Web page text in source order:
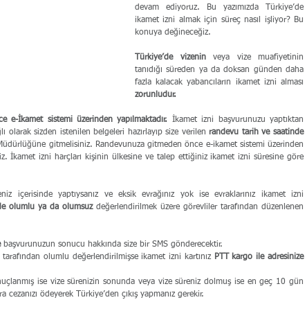
devam ediyoruz. Bu yazımızda Türkiye’de
ikamet izni almak için süreç nasıl işliyor? Bu
konuya değineceğiz.
Türkiye’de vizenin veya vize muafiyetinin
tanıdığı süreden ya da doksan günden daha
zorunludur.
e-İkamet sistemi üzerinden yapılmaktadır.
İkamet izni başvurunuzu yaptıktan
olarak sizden istenilen belgeleri hazırlayıp size verilen
randevu tarih ve saatinde
gitmelisiniz. Randevunuza gitmeden önce e-ikamet sistemi üzerinden
içerisinde yaptıysanız ve eksik evrağınız yok ise evraklarınız ikamet izni
olumlu ya da olumsuz değerlendirilmek üzere görevliler tarafından düzenlenen
başvurunuzun sonucu hakkında size bir SMS gönderecektir.
olumlu değerlendirilmişse ikamet izni kartınız PTT kargo ile adresinize
ise vize sürenizin sonunda veya vize süreniz dolmuş ise en geç 10 gün
ödeyerek Türkiye’den çıkış yapmanız gerekir.